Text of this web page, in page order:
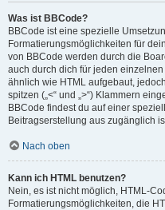
Was ist BBCode?
BBCode ist eine spezielle
Formatierungsmöglichkeiten für
von BBCode werden durch die
auch durch dich für jeden
ähnlich wie HTML aufgebaut,
spitzen („<“ und „>“) Klammern
BBCode findest du auf einer
Beitragserstellung aus zugänglich
Nach oben
Kann ich HTML benutzen?
Nein, es ist nicht möglich, HTML-
Formatierungsmöglichkeiten, die